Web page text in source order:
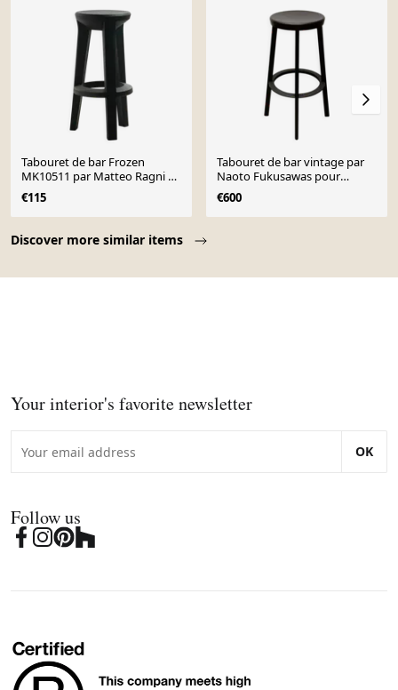
Discover more similar items
Tabouret de bar Frozen
MK10511 par Matteo Ragni et
Maurizio Prina pour Plust
€115
Tabouret de bar vintage par
Naoto Fukusawas pour
Magis, années 2000
€600
Your interior's favorite newsletter
OK
Follow us